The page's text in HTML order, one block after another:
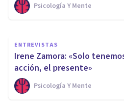
Psicología Y Mente
Psicología Y Mente
ENTREVISTAS
Irene Zamora: «Solo
acción, el presente»
Psicología Y Mente